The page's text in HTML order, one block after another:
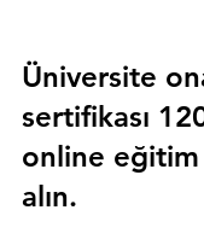
Üniversite
sertifikası
online
alın.